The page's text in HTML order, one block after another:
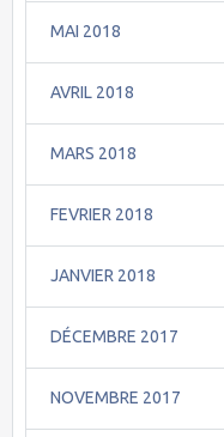
MAI 2018
AVRIL 2018
MARS 2018
FEVRIER 2018
JANVIER 2018
DÉCEMBRE 2017
NOVEMBRE 2017